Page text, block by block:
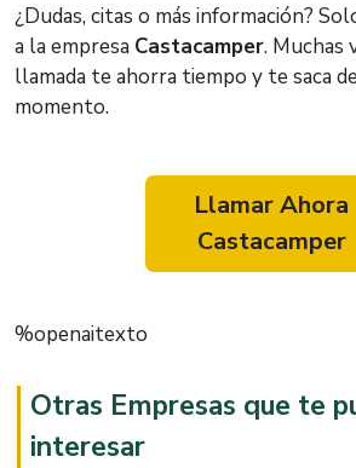
¿Dudas, citas o más información?
a la empresa Castacamper. Muchas
llamada te ahorra tiempo y te saca
momento.
Llamar Ahora
Castacamper
%openaitexto
Otras Empresas que te
interesar